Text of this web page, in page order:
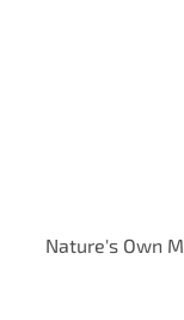
Nature's Own